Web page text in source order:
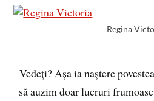
Regina
Vedeți? Așa ia naștere
să auzim doar lucruri